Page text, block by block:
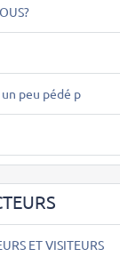
peu pédé p
ET VISITEURS